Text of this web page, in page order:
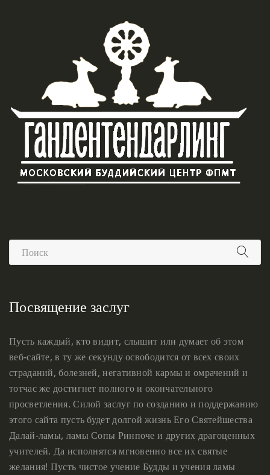
Посвящение заслуг
Пусть каждый, кто видит, слышит или думает об этом
веб-сайте, в ту же секунду освободится от всех своих
страданий, болезней, негативной кармы и омрачений и
тотчас же достигнет полного и окончательного
просветления. Силой заслуг по созданию и поддержанию
этого сайта пусть будет долгой жизнь Его Святейшества
Далай-ламы, ламы Сопы Ринпоче и других драгоценных
учителей. Да исполнятся мгновенно все их святые
желания! Пусть чистое учение Будды и учения ламы